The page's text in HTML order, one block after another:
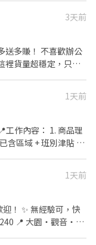
作要求】: 需能搬
業大電風扇，環境
交通車路線可先自行
07-16 230$(堆高機)
楊梅倉(排休) 晚班
➖多廠區底下詢問➖
更多職缺
3天前
喜歡辦公
裡貨量超穩定，只要
1天前
工作內容： 1. 商品理
含區域 + 班別津貼 )
( 休1小時 ) 18 : 00 -
喝水、上廁所 ) 00 :
月週休，後續排休 -
貼＋25元／時（需有
1天前
📍 大園・觀音・楊